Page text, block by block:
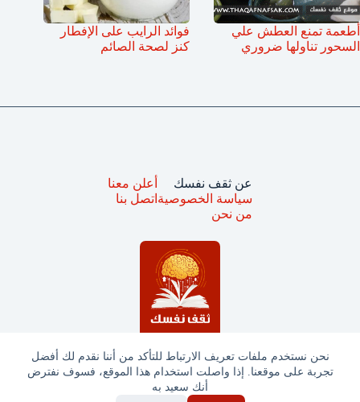
نحن نستخدم ملفات تعريف الارتباط للتأكد من أننا نقدم لك أفضل
تجربة على موقعنا. إذا واصلت استخدام هذا الموقع، فسوف نفترض
أنك سعيد به
أطعمة تمنع العطش علي
السحور تناولها ضروري
فوائد الرايب على الإفطار
كنز لصحة الصائم
جميع الحقوق محفوظة © ثقف نفسك 2025
عن ثقف نفسك
سياسة الخصوصية
من نحن
أعلن معنا
اتصل بنا